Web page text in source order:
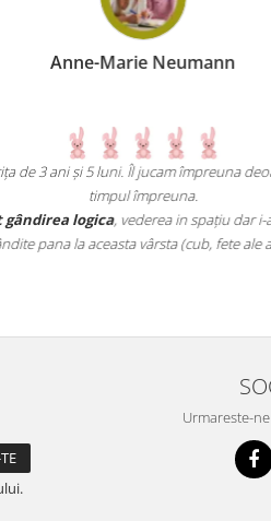
deoarece ne place sa petrecem
dar i-a și consolidat cunoștințele
fete ale acestuia, scurt/lung)
Urmareste-